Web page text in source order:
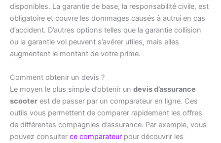
disponibles. La garantie de base, la responsabilité civile, est
obligatoire et couvre les dommages causés à autrui en cas
d’accident. D’autres options telles que la garantie collision
ou la garantie vol peuvent s’avérer utiles, mais elles
augmentent le montant de votre prime.
Comment obtenir un devis ?
Le moyen le plus simple d’obtenir un devis d’assurance
scooter est de passer par un comparateur en ligne. Ces
outils vous permettent de comparer rapidement les offres
de différentes compagnies d’assurance. Par exemple, vous
pouvez consulter ce comparateur pour découvrir les